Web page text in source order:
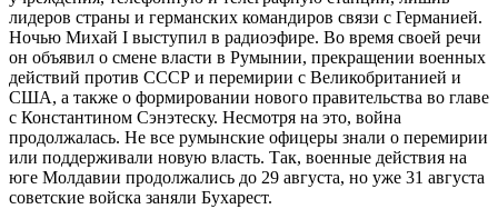
лидеров страны и германских командиров связи с Германией.
Ночью Михай I выступил в радиоэфире. Во время своей речи
он объявил о смене власти в Румынии, прекращении военных
действий против СССР и перемирии с Великобританией и
США, а также о формировании нового правительства во главе
с Константином Сэнэтеску. Несмотря на это, война
продолжалась. Не все румынские офицеры знали о перемирии
или поддерживали новую власть. Так, военные действия на
юге Молдавии продолжались до 29 августа, но уже 31 августа
советские войска заняли Бухарест.